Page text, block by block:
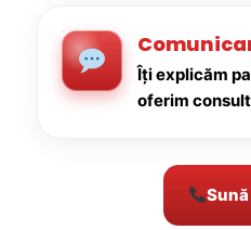
Îți explicăm
oferim